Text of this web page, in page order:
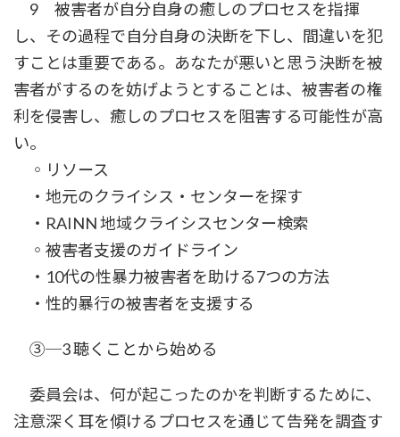
9 被害者が自分自身の癒しのプロセスを指揮
し、その過程で自分自身の決断を下し、間違いを犯
すことは重要である。あなたが悪いと思う決断を被
害者がするのを妨げようとすることは、被害者の権
利を侵害し、癒しのプロセスを阻害する可能性が高
い。
◦リソース
・地元のクライシス・センターを探す
・RAINN 地域クライシスセンター検索
◦被害者支援のガイドライン
・10代の性暴力被害者を助ける7つの方法
・性的暴行の被害者を支援する
③─3 聴くことから始める
委員会は、何が起こったのかを判断するために、
注意深く耳を傾けるプロセスを通じて告発を調査す